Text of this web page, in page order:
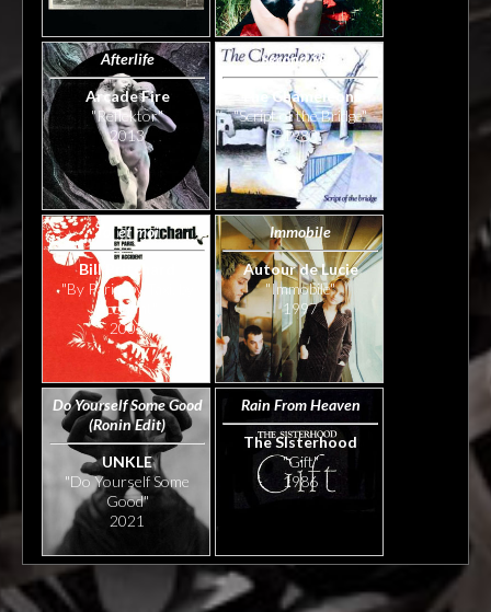
Afterlife
Arcade Fire
"Reflektor"
2013
Second Skin
The Chameleons
"Script of the Bridge"
1983
Toi et moi
Bill Pritchard
"By Paris, by Taxi, by
Accident"
2005
Immobile
Autour de Lucie
"Immobile"
1997
Do Yourself Some Good
(Ronin Edit)
UNKLE
"Do Yourself Some
Good"
2021
Rain From Heaven
The SIsterhood
"Gift"
1986